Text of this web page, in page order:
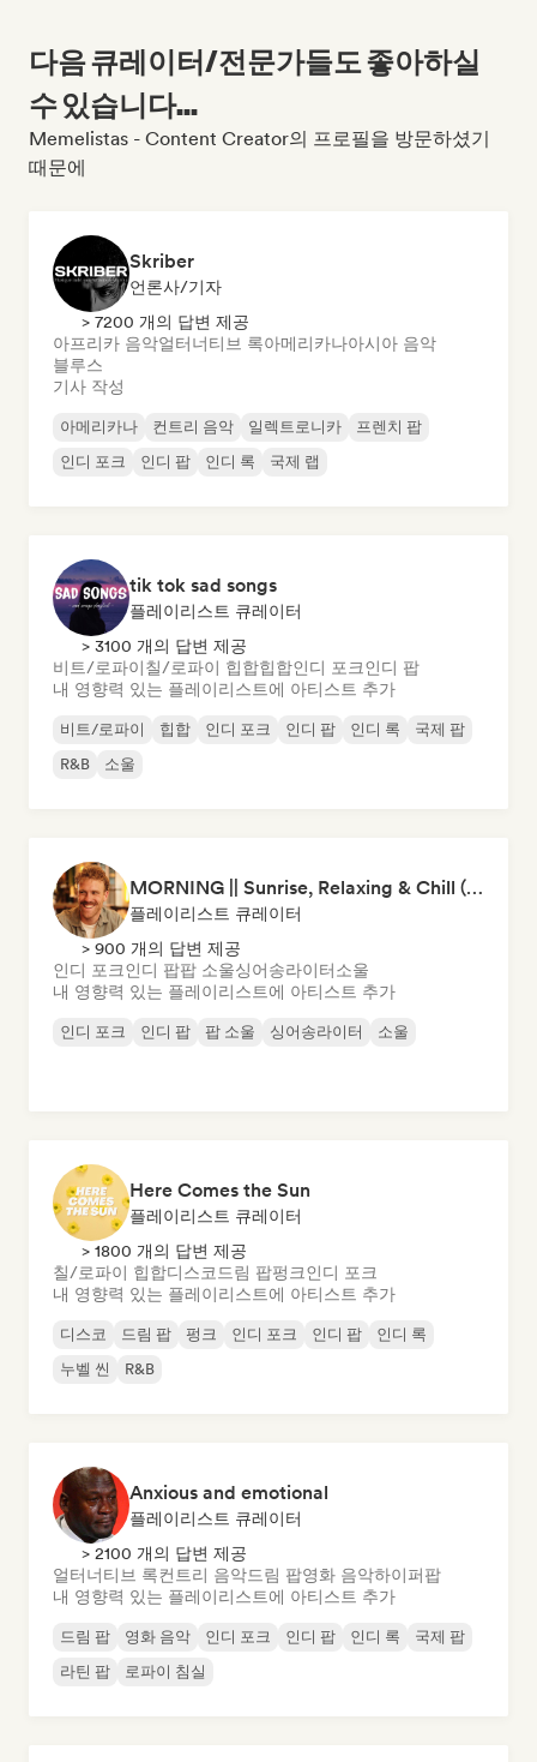
다음 큐레이터/전문가들도 좋아하실
수 있습니다...
Memelistas - Content Creator의 프로필을 방문하셨기
때문에
Skriber
언론사/기자
> 7200 개의 답변 제공
아프리카 음악얼터너티브 록아메리카나아시아 음악
블루스
기사 작성
아메리카나 컨트리 음악 일렉트로니카
프렌치 팝
인디 포크
인디 팝 인디 록 국제 랩
tik tok sad songs
플레이리스트 큐레이터
> 3100 개의 답변 제공
비트/로파이칠/로파이 힙합힙합인디 포크인디 팝
내 영향력 있는 플레이리스트에 아티스트 추가
비트/로파이 힙합 인디 포크 인디 팝 인디 록
국제 팝
R&B
소울
MORNING || Sunrise, Relaxing & Chill (by Beau van Leeuwen)
플레이리스트 큐레이터
> 900 개의 답변 제공
인디 포크인디 팝팝 소울싱어송라이터소울
내 영향력 있는 플레이리스트에 아티스트 추가
인디 포크 인디 팝 팝 소울 싱어송라이터 소울
Here Comes the Sun
플레이리스트 큐레이터
> 1800 개의 답변 제공
칠/로파이 힙합디스코 드림 팝펑크인디 포크
내 영향력 있는 플레이리스트에 아티스트 추가
디스코 드림 팝 펑크 인디 포크 인디 팝
인디 록
누벨 씬
R&B
Anxious and emotional
플레이리스트 큐레이터
> 2100 개의 답변 제공
얼터너티브 록컨트리 음악드림 팝영화 음악하이퍼팝
내 영향력 있는 플레이리스트에 아티스트 추가
드림 팝 영화 음악 인디 포크 인디 팝 인디 록
국제 팝
라틴 팝
로파이 침실